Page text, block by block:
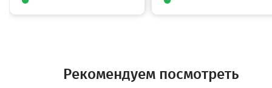
Рекомендуем посмотреть